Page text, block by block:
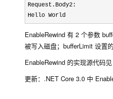
Request.Body2:
Hello World
EnableRewind 有 2 个参数
被写入磁盘；bufferLimit 设置
EnableRewind 的实现源代码见
更新：.NET Core 3.0 中